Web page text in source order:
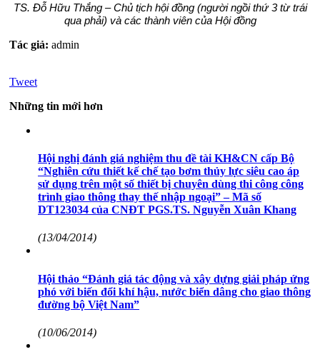
TS. Đỗ Hữu Thắng – Chủ tịch hội đồng (người ngồi thứ 3 từ trái
qua phải) và các thành viên của Hội đồng
Tác giả: admin
Tweet
Những tin mới hơn
Hội nghị đánh giá nghiệm thu đề tài KH&CN cấp Bộ
“Nghiên cứu thiết kế chế tạo bơm thủy lực siêu cao áp
sử dụng trên một số thiết bị chuyên dùng thi công công
trình giao thông thay thế nhập ngoại” – Mã số
DT123034 của CNĐT PGS.TS. Nguyễn Xuân Khang
(13/04/2014)
Hội thảo “Đánh giá tác động và xây dựng giải pháp ứng
phó với biến đổi khí hậu, nước biển dâng cho giao thông
đường bộ Việt Nam”
(10/06/2014)